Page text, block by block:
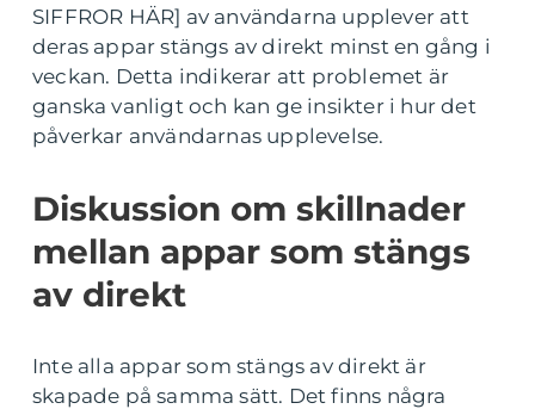
SIFFROR HÄR] av användarna upplever att
deras appar stängs av direkt minst en gång i
veckan. Detta indikerar att problemet är
ganska vanligt och kan ge insikter i hur det
påverkar användarnas upplevelse.
Diskussion om skillnader
mellan appar som stängs
av direkt
Inte alla appar som stängs av direkt är
skapade på samma sätt. Det finns några